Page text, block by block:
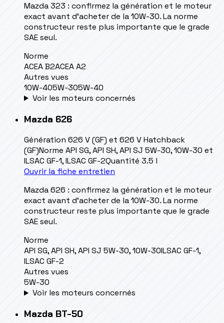
Mazda 323 : confirmez la génération et le moteur
exact avant d’acheter de la 10W-30. La norme
constructeur reste plus importante que le grade
SAE seul.
Norme
ACEA B2ACEA A2
Autres vues
10W-405W-305W-40
Voir les moteurs concernés
Mazda 626
Génération 626 V (GF) et 626 V Hatchback
(GF)Norme API SG, API SH, API SJ 5W-30, 10W-30 et
ILSAC GF-1, ILSAC GF-2Quantité 3.5 l
Ouvrir la fiche entretien
Mazda 626 : confirmez la génération et le moteur
exact avant d’acheter de la 10W-30. La norme
constructeur reste plus importante que le grade
SAE seul.
Norme
API SG, API SH, API SJ 5W-30, 10W-30ILSAC GF-1,
ILSAC GF-2
Autres vues
5W-30
Voir les moteurs concernés
Mazda BT-50